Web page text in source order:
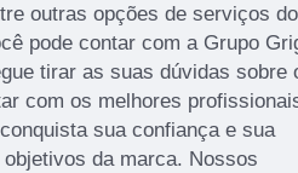
outras opções de serviços do
pode contar com a Grupo
tirar as suas dúvidas sobre
com os melhores
sua confiança e sua
da marca. Nossos